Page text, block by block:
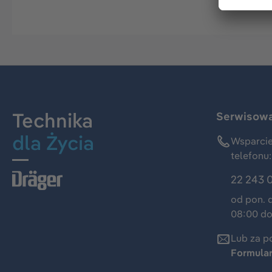
Technika
dla Życia
telefonu:
22 243
od pon.
08:00
Lub za